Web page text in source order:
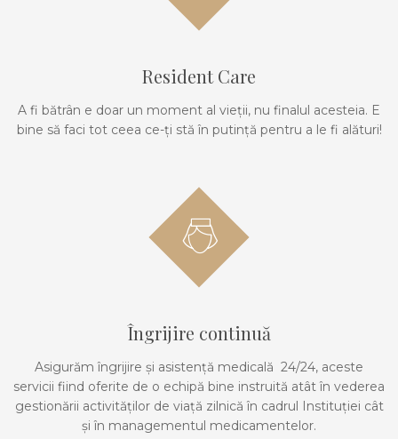
Resident Care
A fi bătrân e doar un moment al vieții, nu finalul acesteia. E
bine să faci tot ceea ce-ți stă în putință pentru a le fi alături!
Îngrijire continuă
Asigurăm îngrijire și asistență medicală 24/24, aceste
servicii fiind oferite de o echipă bine instruită atât în vederea
gestionării activităților de viață zilnică în cadrul Instituției cât
și în managementul medicamentelor.